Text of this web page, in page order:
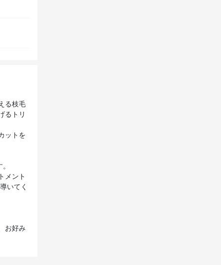
る枝毛
るトリ
ットを
メント
いてく
お好み